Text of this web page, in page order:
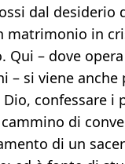
dal desiderio
matrimonio in
Qui – dove
– si viene
confessare i
di
di un